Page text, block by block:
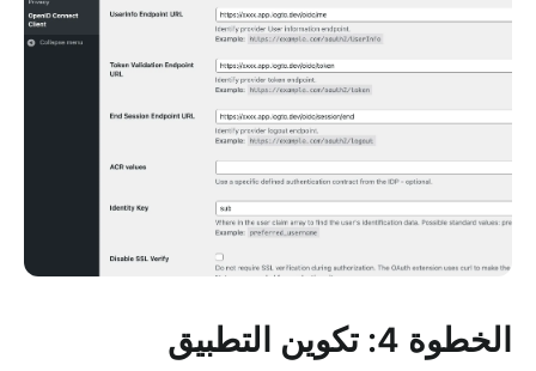
الخطوة 4: تكوين التطبيق